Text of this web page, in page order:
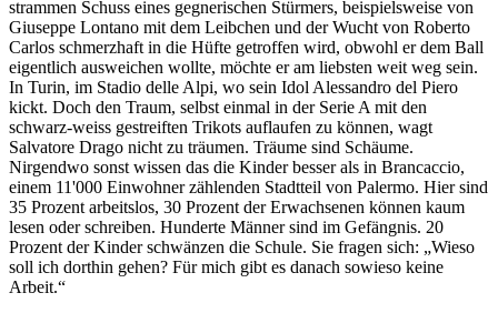
strammen Schuss eines gegnerischen Stürmers, beispielsweise von
Giuseppe Lontano mit dem Leibchen und der Wucht von Roberto
Carlos schmerzhaft in die Hüfte getroffen wird, obwohl er dem Ball
eigentlich ausweichen wollte, möchte er am liebsten weit weg sein.
In Turin, im Stadio delle Alpi, wo sein Idol Alessandro del Piero
kickt. Doch den Traum, selbst einmal in der Serie A mit den
schwarz-weiss gestreiften Trikots auflaufen zu können, wagt
Salvatore Drago nicht zu träumen. Träume sind Schäume.
Nirgendwo sonst wissen das die Kinder besser als in Brancaccio,
einem 11'000 Einwohner zählenden Stadtteil von Palermo. Hier sind
35 Prozent arbeitslos, 30 Prozent der Erwachsenen können kaum
lesen oder schreiben. Hunderte Männer sind im Gefängnis. 20
Prozent der Kinder schwänzen die Schule. Sie fragen sich: „Wieso
soll ich dorthin gehen? Für mich gibt es danach sowieso keine
Arbeit.“